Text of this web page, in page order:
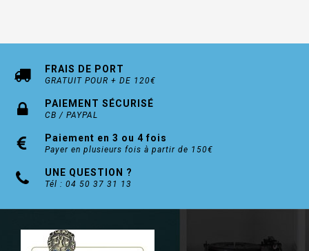
FRAIS DE PORT
GRATUIT POUR + DE 120€
PAIEMENT SÉCURISÉ
CB / PAYPAL
Paiement en 3 ou 4 fois
Payer en plusieurs fois à partir de 150€
UNE QUESTION ?
Tél : 04 50 37 31 13